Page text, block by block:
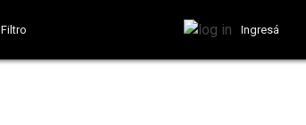
Filtro Ingresá